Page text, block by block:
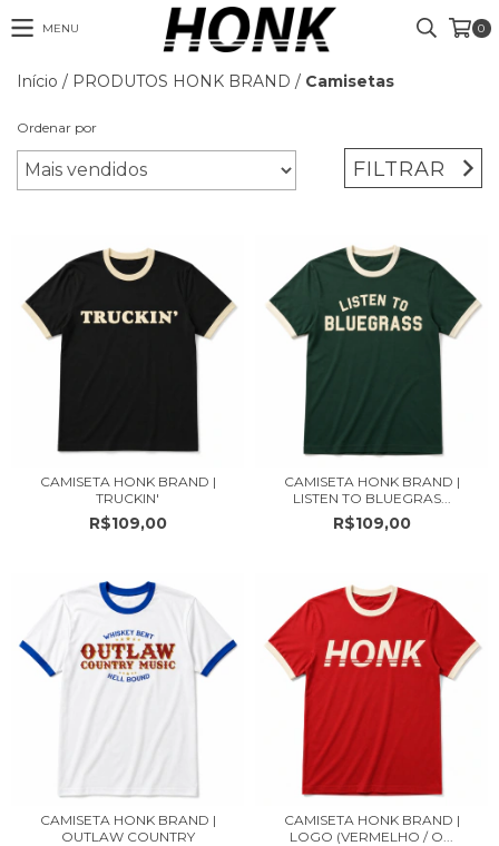
MENU 0
Início / PRODUTOS HONK BRAND / Camisetas
Ordenar por
FILTRAR
CAMISETA HONK BRAND |
TRUCKIN'
R$109,00
CAMISETA HONK BRAND |
LISTEN TO BLUEGRAS...
R$109,00
CAMISETA HONK BRAND |
OUTLAW COUNTRY
CAMISETA HONK BRAND |
LOGO (VERMELHO / O...